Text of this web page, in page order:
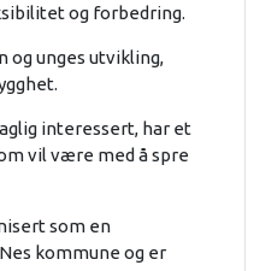
og forbedring.
og unges utvikling,
interessert, har et
vil være med å spre
som en
kommune og er